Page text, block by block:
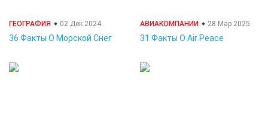
ГЕОГРАФИЯ 02 Дек 2024
36 Факты О Морской Снег
АВИАКОМПАНИИ 28 Мар 2025
31 Факты О Air Peace